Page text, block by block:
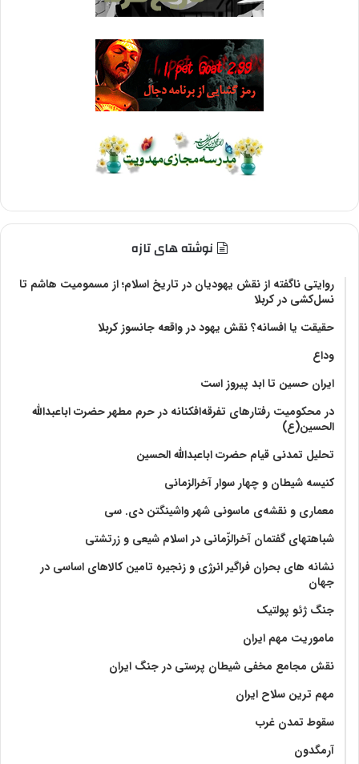
نوشته های تازه
روایتی ناگفته از نقش یهودیان در تاریخ اسلام؛ از مسمومیت هاشم تا
نسل‌کشی در کربلا
حقیقت یا افسانه؟‌ نقش یهود در واقعه جانسوز کربلا
وداع
ایران حسین تا ابد پیروز است
در محکومیت رفتارهای تفرقه‌افکنانه در حرم مطهر حضرت اباعبدالله
الحسین(ع)
تحلیل تمدنی قیام حضرت اباعبدالله الحسین
کنیسه شیطان و چهار سوار آخرالزمانی
معماری و نقشه‌ی ماسونی شهر واشينگتن دی. سی
شباهتهای گفتمان آخر‌الزّمانی در اسلام شیعی و زرتشتی
نشانه های بحران فراگیر انرژی و زنجیره تامین کالاهای اساسی در
جهان
جنگ ژئو پولتیک
ماموریت مهم ایران
نقش مجامع مخفی شیطان پرستی در جنگ ایران
مهم ترین سلاح ایران
سقوط تمدن غرب
آرمگدون